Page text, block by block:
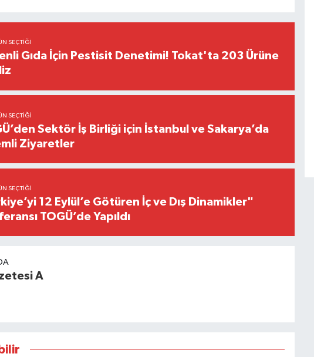
SEÇTIĞI
Gıda İçin Pestisit Denetimi! Tokat'ta 203 Ürüne
SEÇTIĞI
Sektör İş Birliği için İstanbul ve Sakarya’da
Ziyaretler
SEÇTIĞI
12 Eylül’e Götüren İç ve Dış Dinamikler"
TOGÜ’de Yapıldı
A